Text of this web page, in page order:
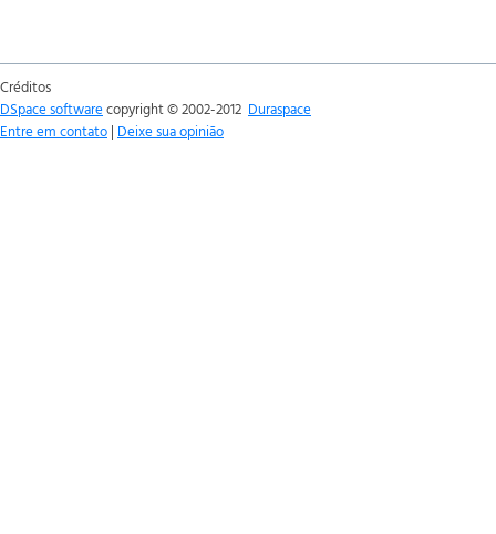
Créditos
DSpace softwarecopyright © 2002-2012 Duraspace
Entre em contato | Deixe sua opinião